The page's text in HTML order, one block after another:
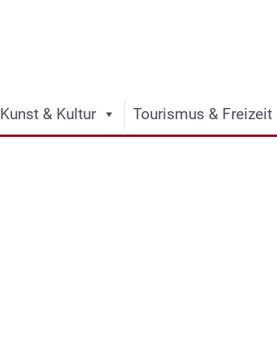
Kunst & Kultur Tourismus & Freizeit